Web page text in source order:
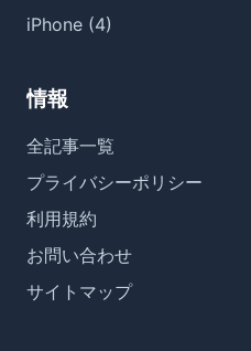
iPhone (4)
情報
全記事一覧
プライバシーポリシー
利用規約
お問い合わせ
サイトマップ